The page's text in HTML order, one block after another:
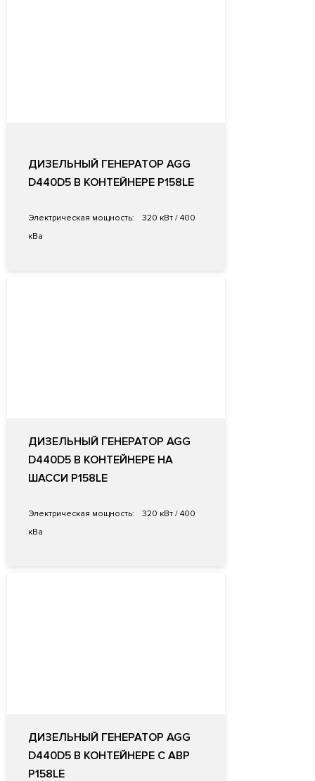
ДИЗЕЛЬНЫЙ ГЕНЕРАТОР AGG
D440D5 В КОНТЕЙНЕРЕ P158LE
Электрическая мощность:
320 кВт / 400
кВа
ДИЗЕЛЬНЫЙ ГЕНЕРАТОР AGG
D440D5 В КОНТЕЙНЕРЕ НА
ШАССИ P158LE
Электрическая мощность:
320 кВт / 400
кВа
ДИЗЕЛЬНЫЙ ГЕНЕРАТОР AGG
D440D5 В КОНТЕЙНЕРЕ С АВР
P158LE